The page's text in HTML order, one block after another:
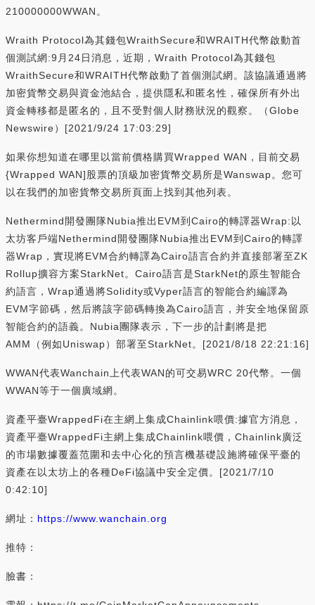
210000000WWAN。
Wraith Protocol為其錢包WraithSecure和WRAITH代幣啟動首
個測試網:9月24日消息，近期，Wraith Protocol為其錢包
WraithSecure和WRAITH代幣啟動了首個測試網。該協議通過將
加密貨幣交易與資金池結合，提供隱私和匿名性，確保所有外出
資金轉移都是匿名的，且不受對個人財務狀況的觀察。（Globe
Newswire）[2021/9/24 17:03:29]
如果你想知道在哪里以當前價格購買Wrapped WAN，目前交易
{Wrapped WAN]股票的頂級加密貨幣交易所是Wanswap。您可
以在我們的加密貨幣交易所頁面上找到其他列表。
Nethermind開發團隊Nubia推出EVM到Cairo的轉譯器Wrap:以
太坊客戶端Nethermind開發團隊Nubia推出EVM到Cairo的轉譯
器Wrap，實現將EVM合約轉譯為Cairo語言合約并直接部署至ZK
Rollup擴容方案StarkNet。Cairo語言是StarkNet的原生智能合
約語言，Wrap通過將Solidity或Vyper語言的智能合約編譯為
EVM字節碼，然后將該字節碼轉換為Cairo語言，并安全地保留原
智能合約的語義。Nubia團隊表示，下一步的計劃將是把
AMM（例如Uniswap）部署至StarkNet。[2021/8/18 22:21:16]
WWAN代表Wanchain上代表WAN的可交易WRC 20代幣。一個
WWAN等于一個廣域網。
資產平臺WrappedFi在主網上集成Chainlink喂價:據官方消息，
資產平臺WrappedFi主網上集成Chainlink喂價，Chainlink廣泛
的市場數據覆蓋范圍和去中心化的預言機基礎設施將確保平臺的
資產在以太坊上的各種DeFi協議中安全定價。[2021/7/10
0:42:10]
網址： https://www.wanchain.org
推特：
臉書：